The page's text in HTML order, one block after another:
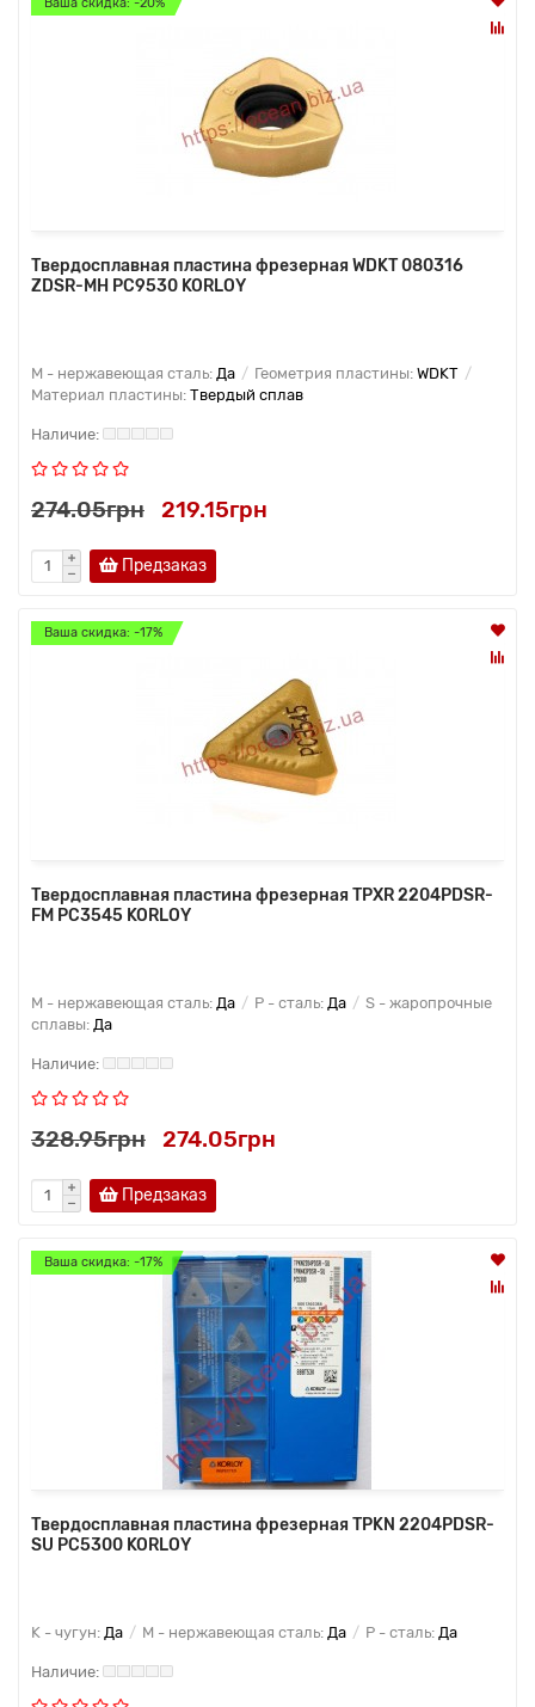
Твердосплавная пластина фрезерная WDKT 080316
ZDSR-MH PC9530 KORLOY
M - нержавеющая сталь: Да Геометрия пластины: WDKT
Материал пластины: Твердый сплав
274.05грн 219.15грн
Предзаказ
Ваша скидка: -17%
Твердосплавная пластина фрезерная TPXR 2204PDSR-
FM PC3545 KORLOY
M - нержавеющая сталь: Да P - сталь: Да
S - жаропрочные
сплавы: Да
328.95грн 274.05грн
Предзаказ
Ваша скидка: -17%
Твердосплавная пластина фрезерная TPKN 2204PDSR-
SU PC5300 KORLOY
K - чугун: Да M - нержавеющая сталь: Да P - сталь: Да